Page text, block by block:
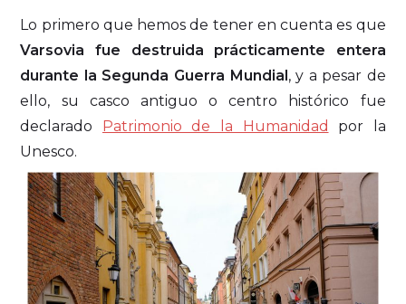
Lo primero que hemos de tener en cuenta es que
Varsovia fue destruida prácticamente entera
durante la Segunda Guerra Mundial , y a pesar de
ello, su casco antiguo o centro histórico fue
declarado
Patrimonio de la Humanidad
por la
Unesco.